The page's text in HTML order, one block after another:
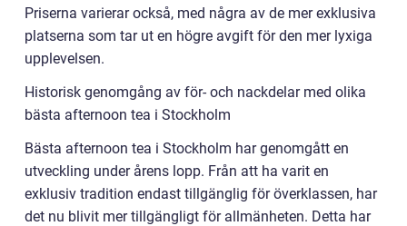
Priserna varierar också, med några av de mer exklusiva
platserna som tar ut en högre avgift för den mer lyxiga
upplevelsen.
Historisk genomgång av för- och nackdelar med olika
bästa afternoon tea i Stockholm
Bästa afternoon tea i Stockholm har genomgått en
utveckling under årens lopp. Från att ha varit en
exklusiv tradition endast tillgänglig för överklassen, har
det nu blivit mer tillgängligt för allmänheten. Detta har